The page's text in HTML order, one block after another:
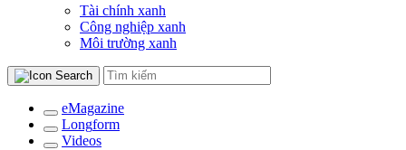
Tài chính xanh
Công nghiệp xanh
Môi trường xanh
eMagazine
Longform
Videos